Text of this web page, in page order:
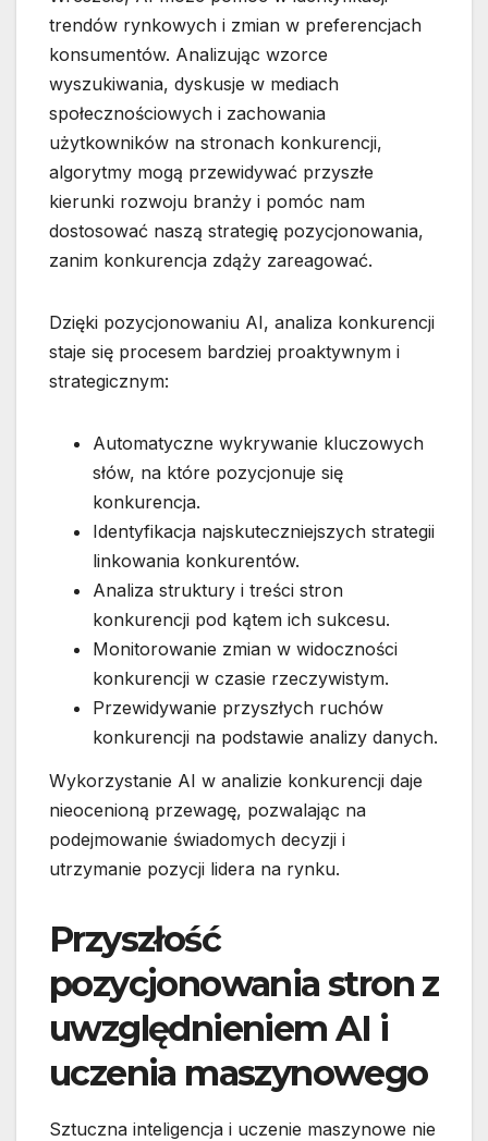
trendów rynkowych i zmian w preferencjach
konsumentów. Analizując wzorce
wyszukiwania, dyskusje w mediach
społecznościowych i zachowania
użytkowników na stronach konkurencji,
algorytmy mogą przewidywać przyszłe
kierunki rozwoju branży i pomóc nam
dostosować naszą strategię pozycjonowania,
zanim konkurencja zdąży zareagować.
Dzięki pozycjonowaniu AI, analiza konkurencji
staje się procesem bardziej proaktywnym i
strategicznym:
Automatyczne wykrywanie kluczowych
słów, na które pozycjonuje się
konkurencja.
Identyfikacja najskuteczniejszych strategii
linkowania konkurentów.
Analiza struktury i treści stron
konkurencji pod kątem ich sukcesu.
Monitorowanie zmian w widoczności
konkurencji w czasie rzeczywistym.
Przewidywanie przyszłych ruchów
konkurencji na podstawie analizy danych.
Wykorzystanie AI w analizie konkurencji daje
nieocenioną przewagę, pozwalając na
podejmowanie świadomych decyzji i
utrzymanie pozycji lidera na rynku.
Przyszłość
pozycjonowania stron z
uwzględnieniem AI i
uczenia maszynowego
Sztuczna inteligencja i uczenie maszynowe nie